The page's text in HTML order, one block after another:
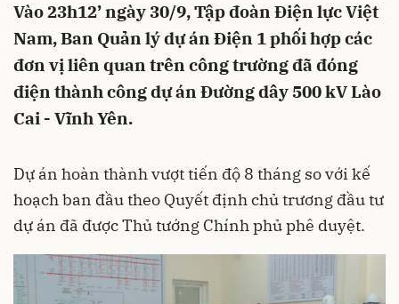
Vào 23h12’ ngày 30/9, Tập đoàn Điện lực Việt
Nam, Ban Quản lý dự án Điện 1 phối hợp các
đơn vị liên quan trên công trường đã đóng
điện thành công dự án Đường dây 500 kV Lào
Cai - Vĩnh Yên.
Dự án hoàn thành vượt tiến độ 8 tháng so với kế
hoạch ban đầu theo Quyết định chủ trương đầu tư
dự án đã được Thủ tướng Chính phủ phê duyệt.
Hủy